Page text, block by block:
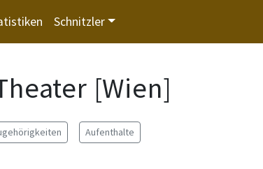
Schnitzler
[Wien]
Aufenthalte